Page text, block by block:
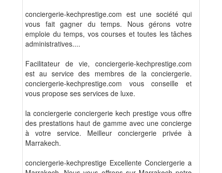
conciergerie-kechprestige.com est une société qui
vous fait gagner du temps. Nous gérons votre
emploie du temps, vos courses et toutes les tâches
administratives....
Facilitateur de vie, conciergerie-kechprestige.com
est au service des membres de la conciergerie.
conciergerie-kechprestige.com vous conseille et
vous propose ses services de luxe.
la conciergerie conciergerie kech prestige vous offre
des prestations haut de gamme avec une concierge
à votre service. Meilleur conciergerie privée à
Marrakech.
conciergerie-kechprestige Excellente Conciergerie a